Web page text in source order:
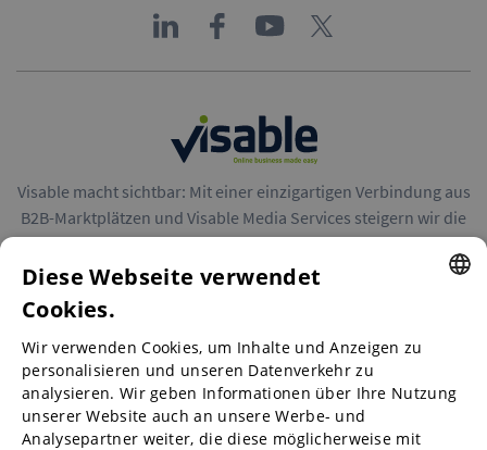
Visable macht sichtbar: Mit einer einzigartigen Verbindung aus
B2B-Marktplätzen und Visable Media Services steigern wir die
Reichweite von Unternehmen in Europa.
B2B-Marktplätze
ENGLISH
GERMAN
SPANISH
Diese Webseite verwendet
Cookies.
Wir verwenden Cookies, um Inhalte und Anzeigen zu
personalisieren und unseren Datenverkehr zu
analysieren. Wir geben Informationen über Ihre Nutzung
unserer Website auch an unsere Werbe- und
Analysepartner weiter, die diese möglicherweise mit